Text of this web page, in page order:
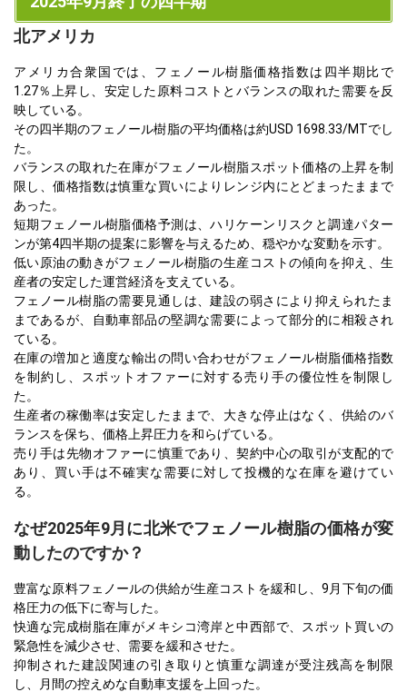
北アメリカ
アメリカ合衆国では、フェノール樹脂価格指数は四半期比で
1.27％上昇し、安定した原料コストとバランスの取れた需要を反
映している。
その四半期のフェノール樹脂の平均価格は約USD 1698.33/MTでし
た。
バランスの取れた在庫がフェノール樹脂スポット価格の上昇を制
限し、価格指数は慎重な買いによりレンジ内にとどまったままで
あった。
短期フェノール樹脂価格予測は、ハリケーンリスクと調達パター
ンが第4四半期の提案に影響を与えるため、穏やかな変動を示す。
低い原油の動きがフェノール樹脂の生産コストの傾向を抑え、生
産者の安定した運営経済を支えている。
フェノール樹脂の需要見通しは、建設の弱さにより抑えられたま
まであるが、自動車部品の堅調な需要によって部分的に相殺され
ている。
在庫の増加と適度な輸出の問い合わせがフェノール樹脂価格指数
を制約し、スポットオファーに対する売り手の優位性を制限し
た。
生産者の稼働率は安定したままで、大きな停止はなく、供給のバ
ランスを保ち、価格上昇圧力を和らげている。
売り手は先物オファーに慎重であり、契約中心の取引が支配的で
あり、買い手は不確実な需要に対して投機的な在庫を避けてい
る。
なぜ2025年9月に北米でフェノール樹脂の価格が変
動したのですか？
豊富な原料フェノールの供給が生産コストを緩和し、9月下旬の価
格圧力の低下に寄与した。
快適な完成樹脂在庫がメキシコ湾岸と中西部で、スポット買いの
緊急性を減少させ、需要を緩和させた。
抑制された建設関連の引き取りと慎重な調達が受注残高を制限
し、月間の控えめな自動車支援を上回った。